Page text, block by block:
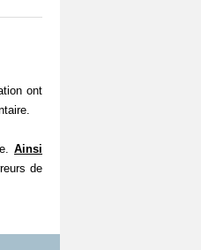
ont
Ainsi
de